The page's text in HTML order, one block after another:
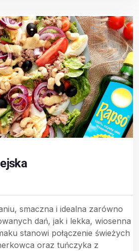
smaczna i idealna zarówno
dań, jak i lekka, wiosenna
stanowi połączenie świeżych
oraz tuńczyka z